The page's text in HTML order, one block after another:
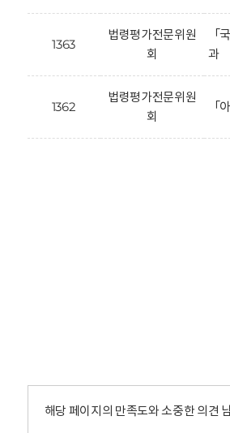
1363
법령평가전문위원
회
「
과
1362
법령평가전문위원
회
「
해당 페이지의 만족도와 소중한 의견